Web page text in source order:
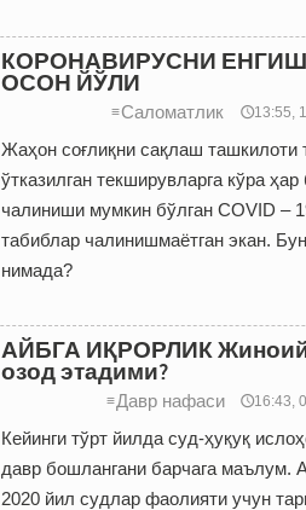
КОРОНАВИРУСНИ
ОСОН ЙЎЛИ
≡Саломатлик 🕔13:55,
Жаҳон соғлиқни сақлаш ташкилоти
ўтказилган текширувларга кўра
чалиниши мумкин бўлган COVID –
табиблар чалинишмаётган экан.
нимада?
АЙБГА ИҚРОРЛИК Жиноий
озод этадими?
≡Давр нафаси 🕔16:43,
Кейинги тўрт йилда суд-ҳуқуқ
давр бошлангани барчага маълум.
2020 йил судлар фаолияти учун